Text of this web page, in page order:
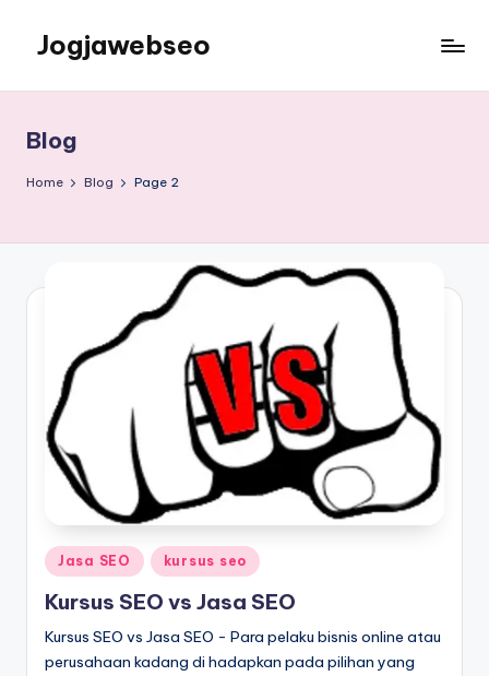
Jogjawebseo
Blog
Home Blog Page 2
Jasa SEO kursus seo
Kursus SEO vs Jasa SEO
Kursus SEO vs Jasa SEO - Para pelaku bisnis online atau
perusahaan kadang di hadapkan pada pilihan yang